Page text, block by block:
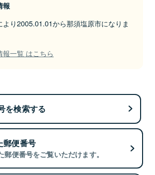
報
より2005.01.01から那須塩原市になりま
一覧 はこちら
を検索する
郵便番号
郵便番号をご覧いただけます。